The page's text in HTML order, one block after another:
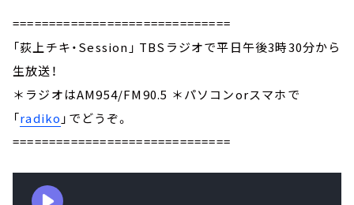
==============================
「荻上チキ・Session」 TBSラジオで平日午後3時30分から
生放送！
＊ラジオはAM954/FM90.5 ＊パソコンorスマホで
「radiko 」でどうぞ。
==============================